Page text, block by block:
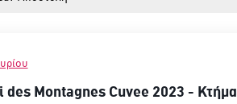
des Montagnes Cuvee 2023 - Κτήμα